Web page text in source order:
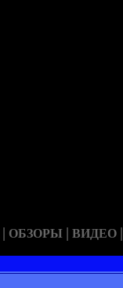
| ОБЗОРЫ | ВИДЕО |